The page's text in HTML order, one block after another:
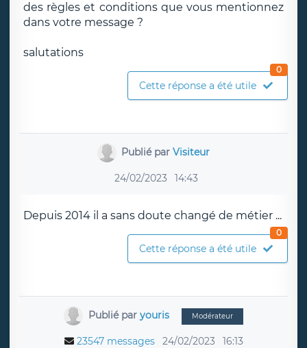
des règles et conditions que vous mentionnez
dans votre message ?
salutations
Cette réponse a été utile
0
Publié parVisiteur
24/02/2023 14:43
Depuis 2014 il a sans doute changé de métier ...
Cette réponse a été utile
0
Publié par youris Modérateur
23547 messages 24/02/2023 16:13